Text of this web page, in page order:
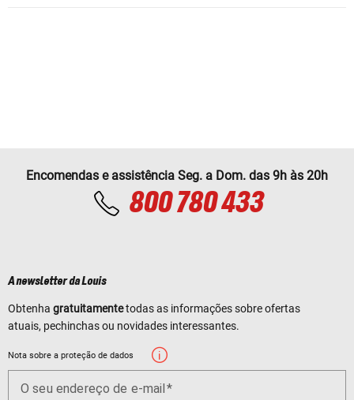
Encomendas e assistência Seg. a Dom. das 9h às 20h
800 780 433
A newsletter da Louis
Obtenha gratuitamentetodas as informações sobre ofertas
atuais, pechinchas ou novidades interessantes.
Nota sobre a proteção de dados
O seu endereço de e-mail